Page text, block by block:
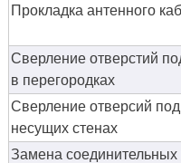
Прокладка антенного
Сверление отверстий
в перегородках
Сверление отверсий
несущих стенах
Замена соединительных